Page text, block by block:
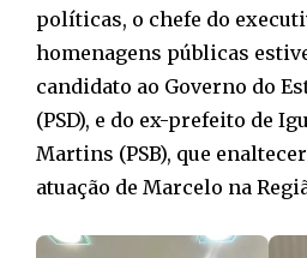
políticas, o chefe do
homenagens públicas
candidato ao Governo do
(PSD), e do ex-prefeito de
Martins (PSB), que
atuação de Marcelo na